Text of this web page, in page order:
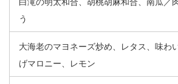
う
大海老のマヨネーズ炒め、レタス、味わ
げマロニー、レモン